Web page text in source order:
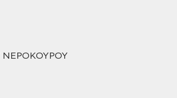
ΝΕΡΟΚΟΥΡΟΥ